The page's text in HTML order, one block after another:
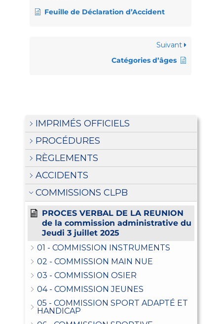
IMPRIMÉS OFFICIELS
PROCÉDURES
RÈGLEMENTS
ACCIDENTS
COMMISSIONS CLPB
PROCES VERBAL DE LA REUNION
de la commission administrative du
Jeudi 3 juillet 2025
01 - COMMISSION INSTRUMENTS
02 - COMMISSION MAIN NUE
03 - COMMISSION OSIER
04 - COMMISSION JEUNES
05 - COMMISSION SPORT ADAPTÉ ET
HANDICAP
Feuille de Déclaration d’Accident
Suivant
Catégories d’âges